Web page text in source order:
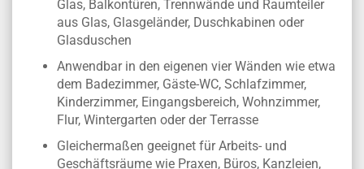
Glas, Balkontüren, Trennwände und Raumteiler
aus Glas, Glasgeländer, Duschkabinen oder
Glasduschen
Anwendbar in den eigenen vier Wänden wie etwa
dem Badezimmer, Gäste-WC, Schlafzimmer,
Kinderzimmer, Eingangsbereich, Wohnzimmer,
Flur, Wintergarten oder der Terrasse
Gleichermaßen geeignet für Arbeits- und
Geschäftsräume wie Praxen, Büros, Kanzleien,